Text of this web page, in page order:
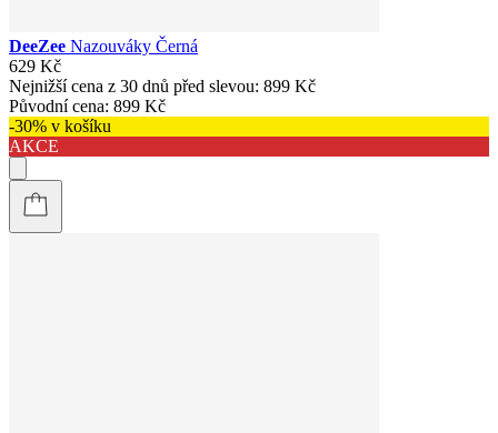
DeeZee Nazouváky Černá
629 Kč
Nejnižší cena z 30 dnů před slevou: 899 Kč
Původní cena: 899 Kč
-30% v košíku
AKCE